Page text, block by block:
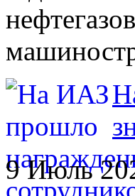
9 Июль